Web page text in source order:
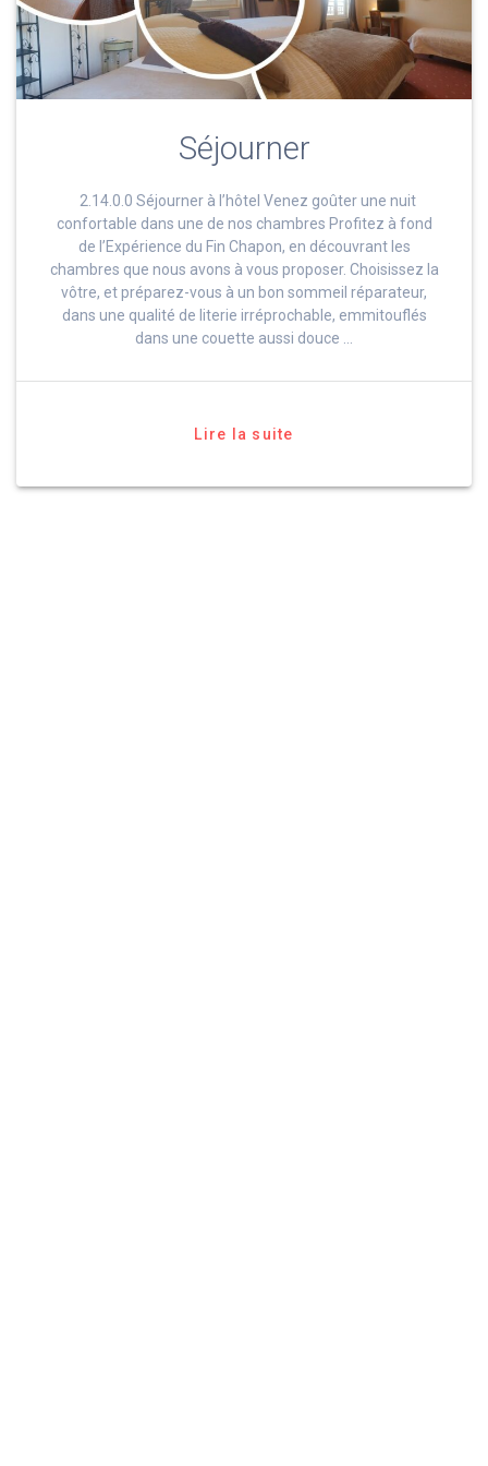
Séjourner
2.14.0.0 Séjourner à l’hôtel Venez goûter une nuit
confortable dans une de nos chambres Profitez à fond
de l’Expérience du Fin Chapon, en découvrant les
chambres que nous avons à vous proposer. Choisissez la
vôtre, et préparez-vous à un bon sommeil réparateur,
dans une qualité de literie irréprochable, emmitouflés
dans une couette aussi douce …
Lire la suite